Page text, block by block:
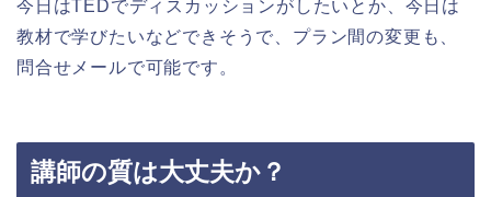
今日はTEDでディスカッションがしたいとか、今日は
教材で学びたいなどできそうで、プラン間の変更も、
問合せメールで可能です。
講師の質は大丈夫か？